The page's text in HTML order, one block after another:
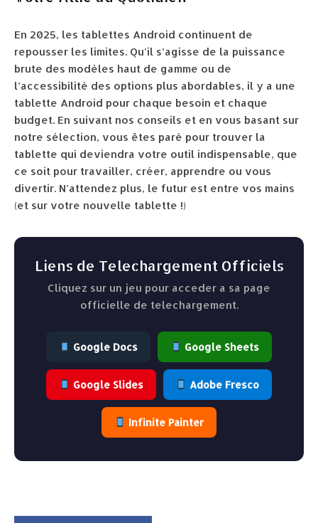
En 2025, les tablettes Android continuent de
repousser les limites. Qu’il s’agisse de la puissance
brute des modèles haut de gamme ou de
l’accessibilité des options plus abordables, il y a une
tablette Android pour chaque besoin et chaque
budget. En suivant nos conseils et en vous basant sur
notre sélection, vous êtes paré pour trouver la
tablette qui deviendra votre outil indispensable, que
ce soit pour travailler, créer, apprendre ou vous
divertir. N’attendez plus, le futur est entre vos mains
(et sur votre nouvelle tablette !)
Liens de Telechargement Officiels
Cliquez sur un jeu pour acceder a sa page
officielle de telechargement.
Google Docs Google Sheets
Google Slides Adobe Fresco
Infinite Painter